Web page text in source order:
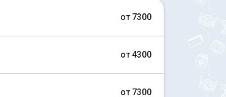
от 7300
от 4300
от 7300